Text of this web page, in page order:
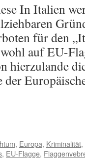
In Italien
für den
auf EU-
hierzulande
der
, Europa, Kriminalität,
, EU-Flagge,